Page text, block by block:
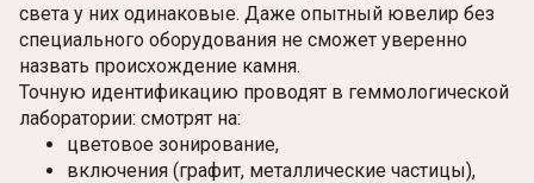
света у них одинаковые. Даже опытный ювелир без
специального оборудования не сможет уверенно
назвать происхождение камня.
Точную идентификацию проводят в геммологической
лаборатории: смотрят на:
цветовое зонирование,
включения (графит, металлические частицы),